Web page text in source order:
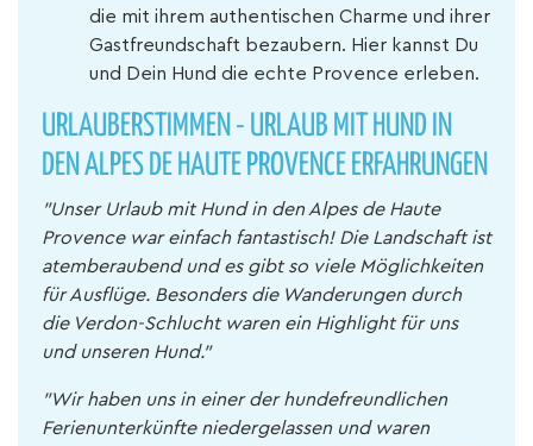
die mit ihrem authentischen Charme und ihrer
Gastfreundschaft bezaubern. Hier kannst Du
und Dein Hund die echte Provence erleben.
URLAUBERSTIMMEN - URLAUB MIT HUND IN
DEN ALPES DE HAUTE PROVENCE ERFAHRUNGEN
"Unser Urlaub mit Hund in den Alpes de Haute
Provence war einfach fantastisch! Die Landschaft ist
atemberaubend und es gibt so viele Möglichkeiten
für Ausflüge. Besonders die Wanderungen durch
die Verdon-Schlucht waren ein Highlight für uns
und unseren Hund."
"Wir haben uns in einer der hundefreundlichen
Ferienunterkünfte niedergelassen und waren